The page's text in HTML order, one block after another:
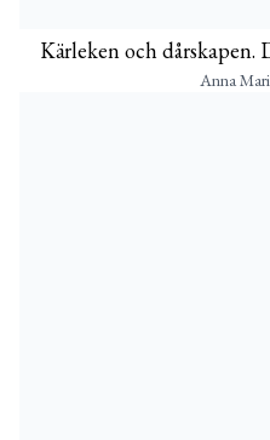
Kärleken och
Anna